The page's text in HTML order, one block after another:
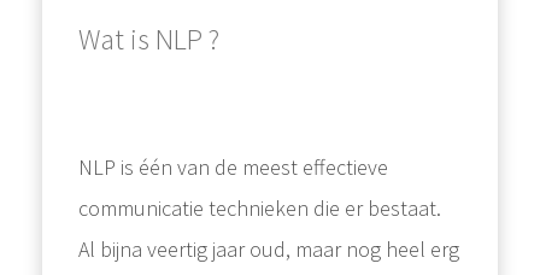
Wat is NLP ?
NLP is één van de meest effectieve
communicatie technieken die er bestaat.
Al bijna veertig jaar oud, maar nog heel erg